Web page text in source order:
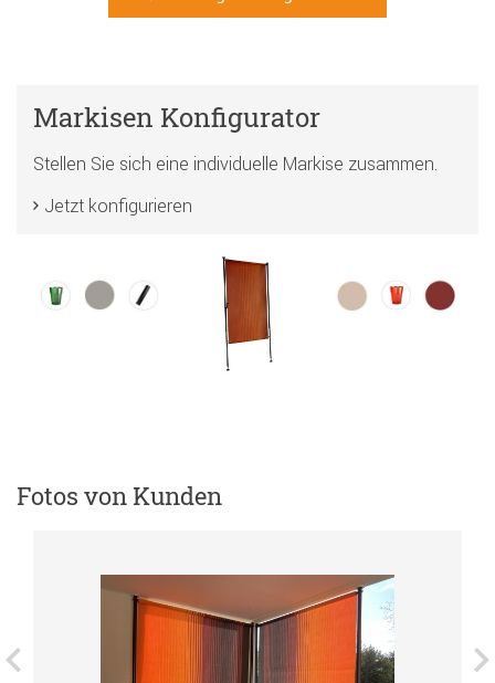
Markisen Konfigurator
Stellen Sie sich eine individuelle Markise zusammen.
Jetzt konfigurieren
Fotos von Kunden